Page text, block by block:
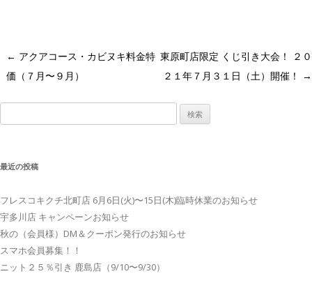
Post
navigation
← アクアコース・カビヌキ料金特
価（７月〜９月）
東原町店限定 くじ引き大会！ ２０
２１年７月３１日（土）開催！
→
索:
最近の投稿
フレスコキクチ北町店 6月6日(火)〜15日(木)臨時休業のお知らせ
宇多川店 キャンペーンお知らせ
秋の（会員様）DM＆クーポン発行のお知らせ
スマホ会員募集！！
ニット２５％引き 鹿島店（9/10〜9/30）